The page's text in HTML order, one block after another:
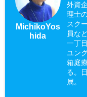
MichikoYos
hida
外資
理士
スク
員な
一丁
ユン
箱庭
る。
属。